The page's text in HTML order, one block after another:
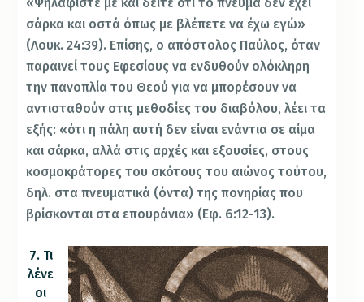
σάρκα και οστά όπως με βλέπετε να έχω εγώ»
(Λουκ. 24:39). Επίσης, ο απόστολος Παύλος, όταν
παραινεί τους Εφεσίους να ενδυθούν ολόκληρη
την πανοπλία του Θεού για να μπορέσουν να
αντισταθούν στις μεθοδίες του διαβόλου, λέει τα
εξής: «ότι η πάλη αυτή δεν είναι ενάντια σε αίμα
και σάρκα, αλλά στις αρχές και εξουσίες, στους
κοσμοκράτορες του σκότους του αιώνος τούτου,
δηλ. στα πνευματικά (όντα) της πονηρίας που
βρίσκονται στα επουράνια» (Εφ. 6:12-13).
7. Τι
λένε
οι